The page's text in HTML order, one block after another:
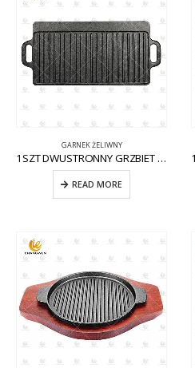
GARNEK ŻELIWNY
1SZT DWUSTRONNY GRZBIET ŻELIWNY CW-CI002
READ MORE